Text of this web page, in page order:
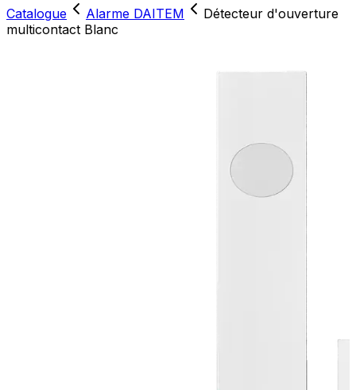
Catalogue
Alarme DAITEM
Détecteur d'ouverture
multicontact Blanc